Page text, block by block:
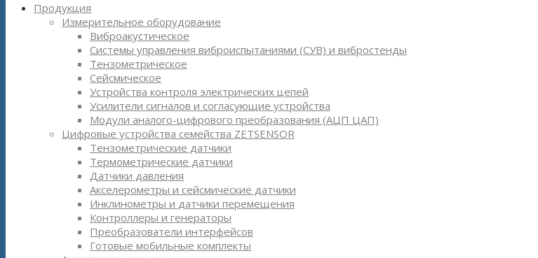
Продукция
Измерительное оборудование
Виброакустическое
Системы управления виброиспытаниями (СУВ) и вибростенды
Тензометрическое
Сейсмическое
Устройства контроля электрических цепей
Усилители сигналов и согласующие устройства
Модули аналого-цифрового преобразования (АЦП ЦАП)
Цифровые устройства семейства ZETSENSOR
Тензометрические датчики
Термометрические датчики
Датчики давления
Акселерометры и сейсмические датчики
Инклинометры и датчики перемещения
Контроллеры и генераторы
Преобразователи интерфейсов
Готовые мобильные комплекты